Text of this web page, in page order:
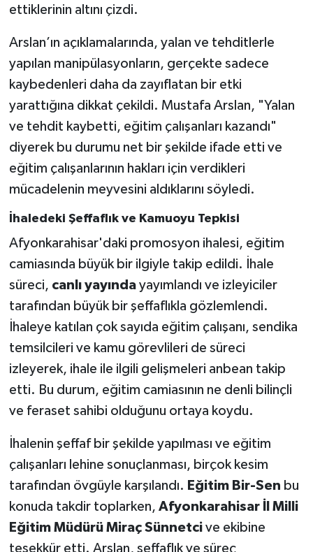
ettiklerinin altını çizdi.
Arslan’ın açıklamalarında, yalan ve tehditlerle
yapılan manipülasyonların, gerçekte sadece
kaybedenleri daha da zayıflatan bir etki
yarattığına dikkat çekildi. Mustafa Arslan, "Yalan
ve tehdit kaybetti, eğitim çalışanları kazandı"
diyerek bu durumu net bir şekilde ifade etti ve
eğitim çalışanlarının hakları için verdikleri
mücadelenin meyvesini aldıklarını söyledi.
İhaledeki Şeffaflık ve Kamuoyu Tepkisi
Afyonkarahisar'daki promosyon ihalesi, eğitim
camiasında büyük bir ilgiyle takip edildi. İhale
süreci, canlı yayındayayımlandı ve izleyiciler
tarafından büyük bir şeffaflıkla gözlemlendi.
İhaleye katılan çok sayıda eğitim çalışanı, sendika
temsilcileri ve kamu görevlileri de süreci
izleyerek, ihale ile ilgili gelişmeleri anbean takip
etti. Bu durum, eğitim camiasının ne denli bilinçli
ve feraset sahibi olduğunu ortaya koydu.
İhalenin şeffaf bir şekilde yapılması ve eğitim
çalışanları lehine sonuçlanması, birçok kesim
tarafından övgüyle karşılandı. Eğitim Bir-Sen bu
konuda takdir toplarken, Afyonkarahisar İl Milli
Eğitim Müdürü Miraç Sünnetcive ekibine
teşekkür etti. Arslan, şeffaflık ve süreç